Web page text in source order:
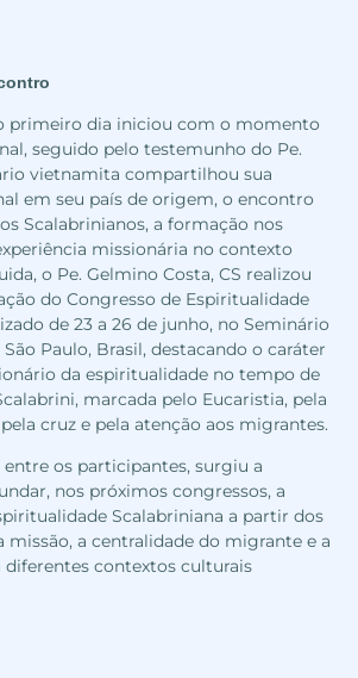
primeiro dia iniciou com o momento
seguido pelo testemunho do Pe.
vietnamita compartilhou sua
em seu país de origem, o encontro
Scalabrinianos, a formação nos
missionária no contexto
o Pe. Gelmino Costa, CS realizou
do Congresso de Espiritualidade
de 23 a 26 de junho, no Seminário
São Paulo, Brasil, destacando o caráter
da espiritualidade no tempo de
marcada pelo Eucaristia, pela
cruz e pela atenção aos migrantes.
os participantes, surgiu a
nos próximos congressos, a
Scalabriniana a partir dos
a centralidade do migrante e a
diferentes contextos culturais